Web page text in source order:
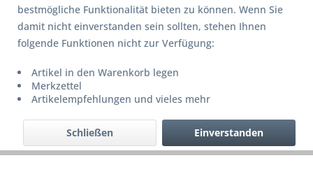
bestmögliche Funktionalität bieten zu können. Wenn Sie
damit nicht einverstanden sein sollten, stehen Ihnen
folgende Funktionen nicht zur Verfügung:
Artikel in den Warenkorb legen
Merkzettel
Artikelempfehlungen und vieles mehr
Einverstanden
Schließen